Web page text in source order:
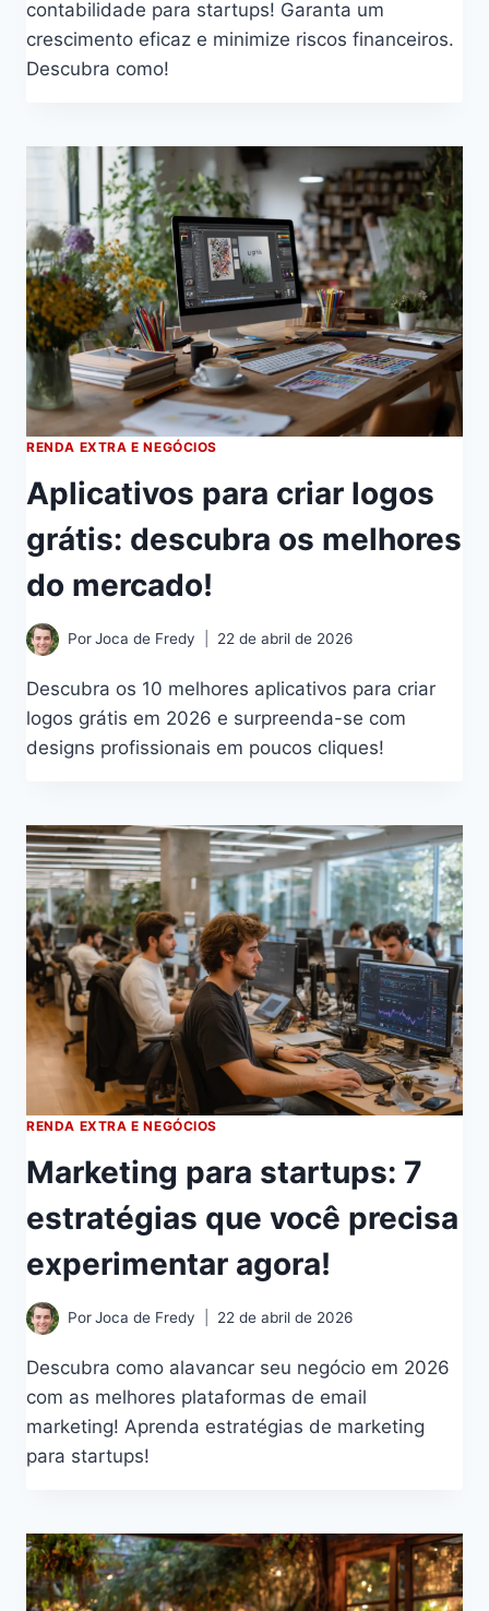
contabilidade para startups! Garanta um
crescimento eficaz e minimize riscos financeiros.
Descubra como!
RENDA EXTRA E NEGÓCIOS
Aplicativos para criar logos
grátis: descubra os melhores
do mercado!
PorJoca de Fredy 22 de abril de 2026
Descubra os 10 melhores aplicativos para criar
logos grátis em 2026 e surpreenda-se com
designs profissionais em poucos cliques!
RENDA EXTRA E NEGÓCIOS
Marketing para startups: 7
estratégias que você precisa
experimentar agora!
PorJoca de Fredy 22 de abril de 2026
Descubra como alavancar seu negócio em 2026
com as melhores plataformas de email
marketing! Aprenda estratégias de marketing
para startups!